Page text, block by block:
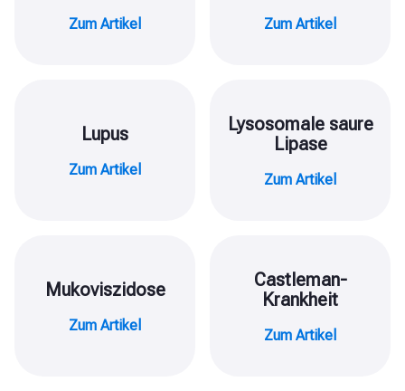
Zum Artikel Zum Artikel
Lupus
Zum Artikel
Lysosomale saure
Lipase
Zum Artikel
Mukoviszidose
Zum Artikel
Castleman-
Krankheit
Zum Artikel